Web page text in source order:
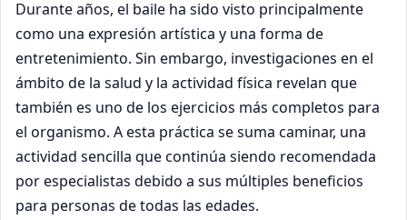
Durante años, el baile ha sido visto principalmente
como una expresión artística y una forma de
entretenimiento. Sin embargo, investigaciones en el
ámbito de la salud y la actividad física revelan que
también es uno de los ejercicios más completos para
el organismo. A esta práctica se suma caminar, una
actividad sencilla que continúa siendo recomendada
por especialistas debido a sus múltiples beneficios
para personas de todas las edades.